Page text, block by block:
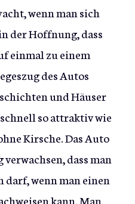
wenn man sich
der Hoffnung, dass
einmal zu einem
des Autos
und Häuser
so attraktiv wie
Kirsche. Das Auto
dass man
darf, wenn man einen
kann. Man